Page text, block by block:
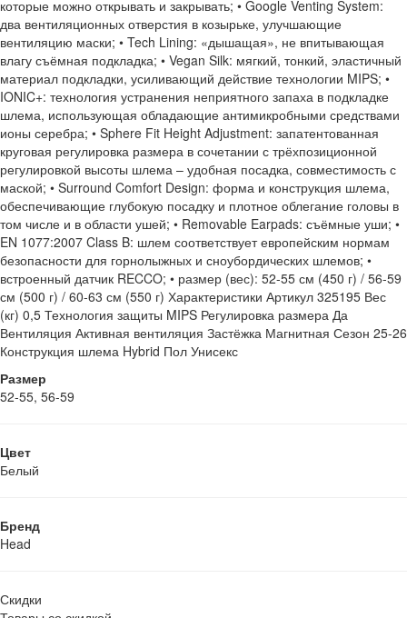
которые можно открывать и закрывать; • Google Venting System:
два вентиляционных отверстия в козырьке, улучшающие
вентиляцию маски; • Tech Lining: «дышащая», не впитывающая
влагу съёмная подкладка; • Vegan Silk: мягкий, тонкий, эластичный
материал подкладки, усиливающий действие технологии MIPS; •
IONIC+: технология устранения неприятного запаха в подкладке
шлема, использующая обладающие антимикробными средствами
ионы серебра; • Sphere Fit Height Adjustment: запатентованная
круговая регулировка размера в сочетании с трёхпозиционной
регулировкой высоты шлема – удобная посадка, совместимость с
маской; • Surround Comfort Design: форма и конструкция шлема,
обеспечивающие глубокую посадку и плотное облегание головы в
том числе и в области ушей; • Removable Earpads: съёмные уши; •
EN 1077:2007 Class B: шлем соответствует европейским нормам
безопасности для горнолыжных и сноубордических шлемов; •
встроенный датчик RECCO; • размер (вес): 52-55 см (450 г) / 56-59
см (500 г) / 60-63 см (550 г) Характеристики Артикул 325195 Вес
(кг) 0,5 Технология защиты MIPS Регулировка размера Да
Вентиляция Активная вентиляция Застёжка Магнитная Сезон 25-26
Конструкция шлема Hybrid Пол Унисекс
Размер
52-55, 56-59
Цвет
Белый
Бренд
Head
Скидки